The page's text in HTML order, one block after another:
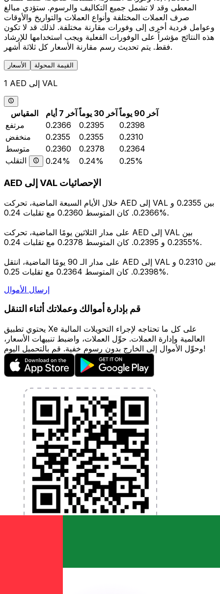
المعطى وقد لا تشمل جميع التكاليف والرسوم. ستؤدي مبالغ
صرف العملات المختلفة وأنواع العملات والتواريخ والأوقات
وعوامل فردية أخرى إلى وفورات مقارنة مختلفة. لذلك قد لا تكون
هذه النتائج مؤشراً على الوفورات الفعلية ويجب استخدامها للإرشاد
فقط. يتم تحديث رسم مقارنة الأسعار كل ثلاثة أشهر.
الأسعار القيمة المحولة
1 AED إلى VAL
المقياس آخر 7 أيام آخر 30 يوماً
آخر 90 يوماً
مرتفع
0.2366 0.2395
0.2398
منخفض
0.2355 0.2355
0.2310
متوسط
0.2360 0.2378
0.2364
التقلب
0.24% 0.24% 0.25%
AED إلى VAL الإحصائيات
خلال الأيام السبعة الماضية، تحركت AED إلى VAL بين 0.2355 و
0.2366. كان المتوسط 0.2360 مع تقلبات 0.24%.
على مدار الثلاثين يومًا الماضية، تحركت AED إلى VAL بين
0.2355 و 0.2395. كان المتوسط 0.2378 مع تقلبات 0.24%.
على مدار الـ 90 يومًا الماضية، انتقل AED إلى VAL بين 0.2310 و
0.2398. كان المتوسط 0.2364 مع تقلبات 0.25%.
إرسال الأموال
قم بإدارة أموالك وعملاتك أثناء التنقل
يحتوي تطبيق Xe على كل ما تحتاجه لإجراء التحويلات المالية
العالمية وإدارة العملات. حوِّل العملات، واضبط تنبيهات الأسعار،
وحوِّل الأموال إلى الخارج بدون رسوم خفية. قم بالتحميل اليوم!